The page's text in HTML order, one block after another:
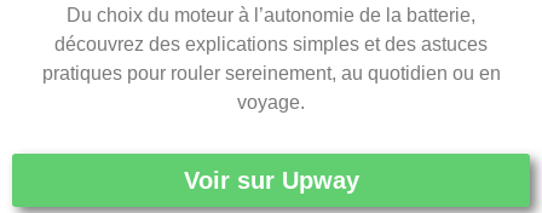
Du choix du moteur à l’autonomie de la batterie,
découvrez des explications simples et des astuces
pratiques pour rouler sereinement, au quotidien ou en
voyage.
Voir sur Upway